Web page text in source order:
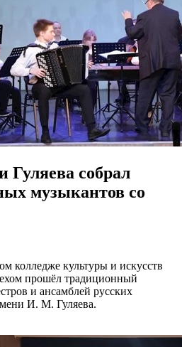
Гуляева собрал
музыкантов со
колледже культуры и искусств
прошёл традиционный
и ансамблей русских
И. М. Гуляева.